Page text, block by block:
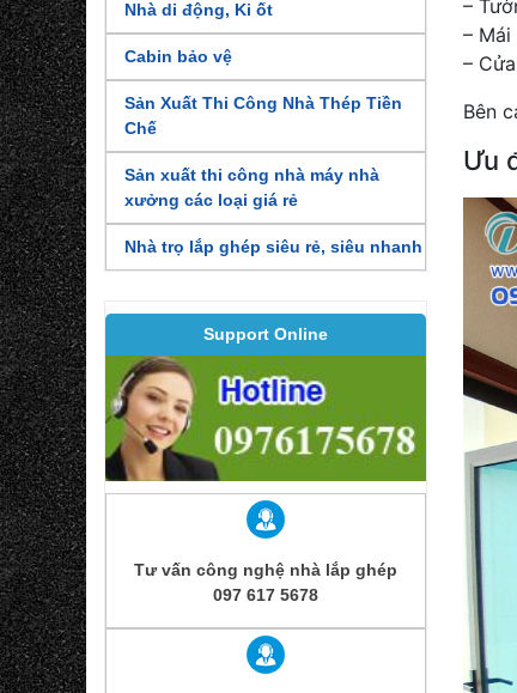
Nhà di động, Ki ốt
Cabin bảo vệ
Sản Xuất Thi Công Nhà Thép Tiền
Chế
Sản xuất thi công nhà máy nhà
xưởng các loại giá rẻ
Nhà trọ lắp ghép siêu rẻ, siêu nhanh
Support Online
Tư vấn công nghệ nhà lắp ghép
097 617 5678
–
– Mái
–
Bên
Ưu